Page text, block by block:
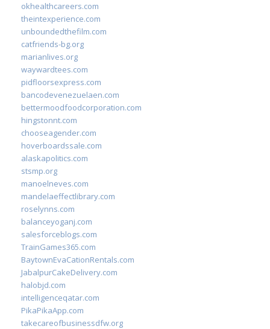
okhealthcareers.com
theintexperience.com
unboundedthefilm.com
catfriends-bg.org
marianlives.org
waywardtees.com
pidfloorsexpress.com
bancodevenezuelaen.com
bettermoodfoodcorporation.com
hingstonnt.com
chooseagender.com
hoverboardssale.com
alaskapolitics.com
stsmp.org
manoelneves.com
mandelaeffectlibrary.com
roselynns.com
balanceyoganj.com
salesforceblogs.com
TrainGames365.com
BaytownEvaCationRentals.com
JabalpurCakeDelivery.com
halobjd.com
intelligenceqatar.com
PikaPikaApp.com
takecareofbusinessdfw.org